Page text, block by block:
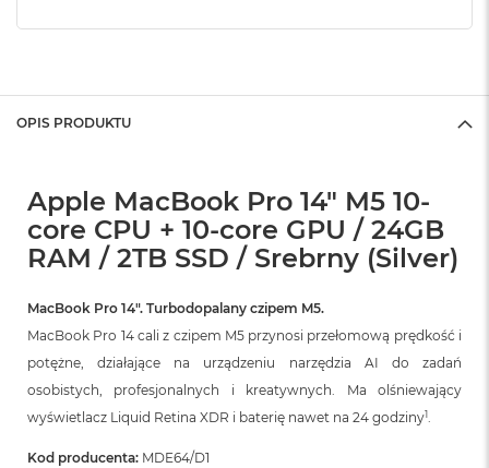
OPIS PRODUKTU
Apple MacBook Pro 14" M5 10-
core CPU + 10-core GPU / 24GB
RAM / 2TB SSD / Srebrny (Silver)
MacBook Pro 14″. Turbodopalany czipem M5.
MacBook Pro 14 cali z czipem M5 przynosi przełomową prędkość i
potężne, działające na urządzeniu narzędzia AI do zadań
osobistych, profesjonalnych i kreatywnych. Ma olśniewający
wyświetlacz Liquid Retina XDR i baterię nawet na 24 godziny1.
Kod producenta: MDE64/D1